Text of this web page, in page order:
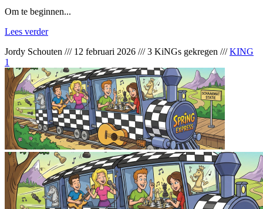
Om te beginnen...
Lees verder
Jordy Schouten /// 12 februari 2026 ///3 KiNGs gekregen ///KING
1